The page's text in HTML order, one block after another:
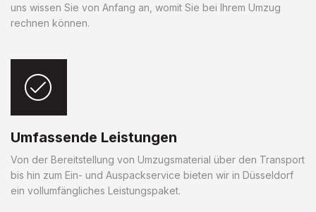
uns wissen Sie von Anfang an, womit Sie bei Ihrem Umzug
rechnen können.
Umfassende Leistungen
Von der Bereitstellung von Umzugsmaterial über den Transport
bis hin zum Ein- und Auspackservice bieten wir in Düsseldorf
ein vollumfängliches Leistungspaket.